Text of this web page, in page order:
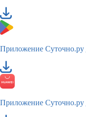
Приложение Суточно.ру
Приложение Суточно.ру